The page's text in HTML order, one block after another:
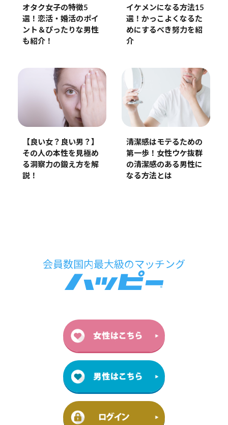
オタク女子の特徴5
選！恋活・婚活のポイ
ント＆ぴったりな男性
も紹介！
イケメンになる方法15
選！かっこよくなるた
めにするべき努力を紹
介
【良い女？良い男？】
その人の本性を見極め
る洞察力の鍛え方を解
説！
清潔感はモテるための
第一歩！女性ウケ抜群
の清潔感のある男性に
なる方法とは